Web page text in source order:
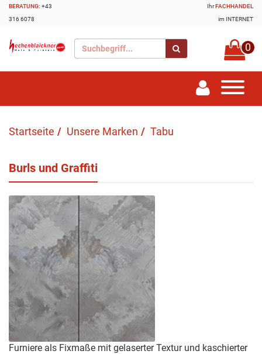
BERATUNG: +43
316 6078
IhrFACHHANDEL
im INTERNET
0
Startseite Unsere Marken Tabu
Burls und Graffiti
Furniere als Fixmaße mit gelaserter Textur und kaschierter